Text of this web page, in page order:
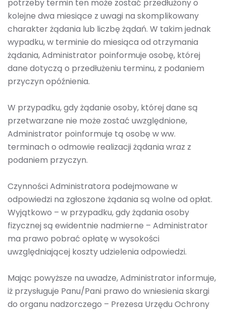
potrzeby termin ten może zostać przedłużony o
kolejne dwa miesiące z uwagi na skomplikowany
charakter żądania lub liczbę żądań. W takim jednak
wypadku, w terminie do miesiąca od otrzymania
żądania, Administrator poinformuje osobę, której
dane dotyczą o przedłużeniu terminu, z podaniem
przyczyn opóźnienia.
W przypadku, gdy żądanie osoby, której dane są
przetwarzane nie może zostać uwzględnione,
Administrator poinformuje tą osobę w ww.
terminach o odmowie realizacji żądania wraz z
podaniem przyczyn.
Czynności Administratora podejmowane w
odpowiedzi na zgłoszone żądania są wolne od opłat.
Wyjątkowo – w przypadku, gdy żądania osoby
fizycznej są ewidentnie nadmierne – Administrator
ma prawo pobrać opłatę w wysokości
uwzględniającej koszty udzielenia odpowiedzi.
Mając powyższe na uwadze, Administrator informuje,
iż przysługuje Panu/Pani prawo do wniesienia skargi
do organu nadzorczego – Prezesa Urzędu Ochrony